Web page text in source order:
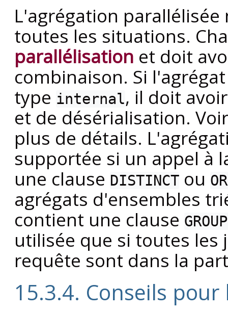
L'agrégation
toutes les situations.
parallélisation et doit
combinaison. Si
type internal, il doit
et de désérialisation.
plus de détails.
supportée si un appel à
une clause DISTINCT ou
agrégats d'ensembles
contient une clause
utilisée que si toutes
requête sont dans la
15.3.4. Conseils